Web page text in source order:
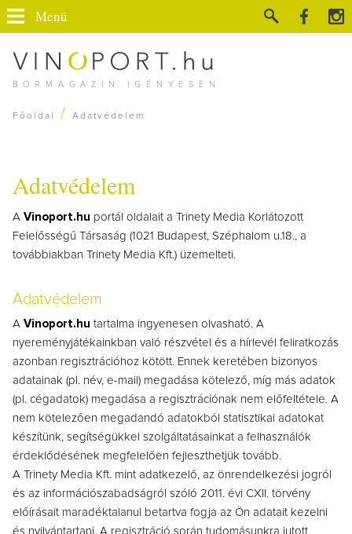
BORMAGAZIN IGÉNYESEN
Menü
Főoldal / Adatvédelem
Adatvédelem
A Vinoport.hu portál oldalait a Trinety Media Korlátozott
Felelősségű Társaság (1021 Budapest, Széphalom u.18., a
továbbiakban Trinety Media Kft.) üzemelteti.
Adatvédelem
A Vinoport.hu tartalma ingyenesen olvasható. A
nyereményjátékainkban való részvétel és a hírlevél feliratkozás
azonban regisztrációhoz kötött. Ennek keretében bizonyos
adatainak (pl. név, e-mail) megadása kötelező, míg más adatok
(pl. cégadatok) megadása a regisztrációnak nem előfeltétele. A
nem kötelezően megadandó adatokból statisztikai adatokat
készítünk, segítségükkel szolgáltatásainkat a felhasználók
érdeklődésének megfelelően fejleszthetjük tovább.
A Trinety Media Kft. mint adatkezelő, az önrendelkezési jogról
és az információszabadságról szóló 2011. évi CXII. törvény
előírásait maradéktalanul betartva fogja az Ön adatait kezelni
és nyilvántartani. A regisztráció során tudomásunkra jutott